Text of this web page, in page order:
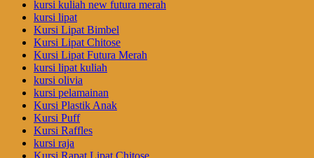
kursi kuliah new futura merah
kursi lipat
Kursi Lipat Bimbel
Kursi Lipat Chitose
Kursi Lipat Futura Merah
kursi lipat kuliah
kursi olivia
kursi pelamainan
Kursi Plastik Anak
Kursi Puff
Kursi Raffles
kursi raja
Kursi Rapat Lipat Chitose